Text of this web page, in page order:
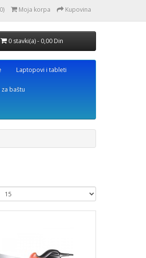
Moja korpa Kupovina
0 stavki(a) - 0,00 Din
Laptopovi i tableti
za baštu